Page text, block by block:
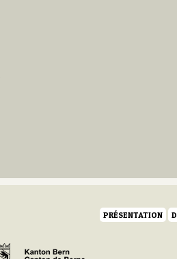
PRÉSENTATION